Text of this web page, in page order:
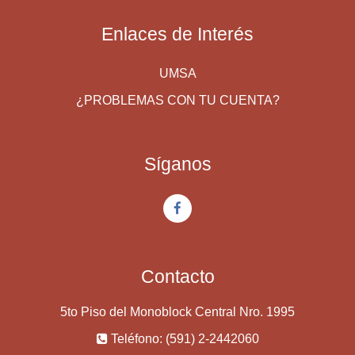
Enlaces de Interés
UMSA
¿PROBLEMAS CON TU CUENTA?
Síganos
Contacto
5to Piso del Monoblock Central Nro. 1995
Teléfono: (591) 2-2442060